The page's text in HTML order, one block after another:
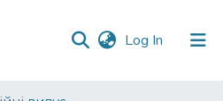
Log In (current)